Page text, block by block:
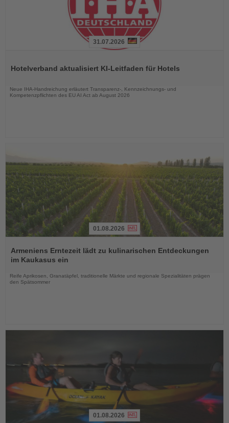
die
31.07.2026
Hotelverband aktualisiert KI-Leitfaden für Hotels
Neue IHA-Handreichung erläutert Transparenz-, Kennzeichnungs- und
Kompetenzpflichten des EU AI Act ab August 2026
Sie
die
01.08.2026
Armeniens Erntezeit lädt zu kulinarischen Entdeckungen
im Kaukasus ein
Reife Aprikosen, Granatäpfel, traditionelle Märkte und regionale Spezialitäten prägen
den Spätsommer
01.08.2026